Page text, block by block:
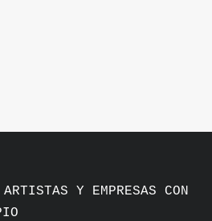
Y EMPRESAS CON